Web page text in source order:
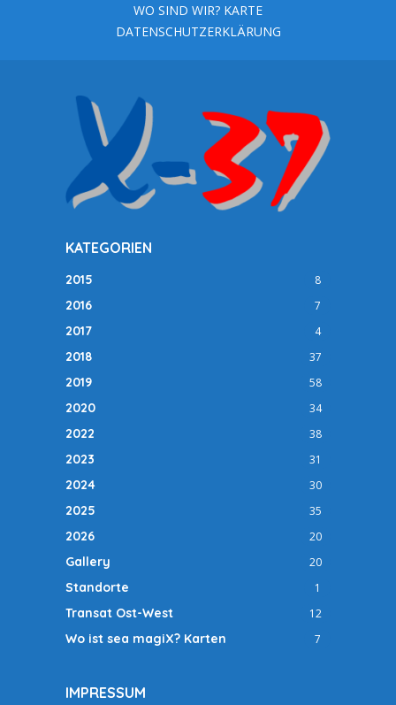
WO SIND WIR? KARTE
DATENSCHUTZERKLÄRUNG
KATEGORIEN
2015 8
2016 7
2017 4
2018 37
2019 58
2020 34
2022 38
2023 31
2024 30
2025 35
2026 20
Gallery 20
Standorte 1
Transat Ost-West 12
Wo ist sea magiX? Karten 7
IMPRESSUM